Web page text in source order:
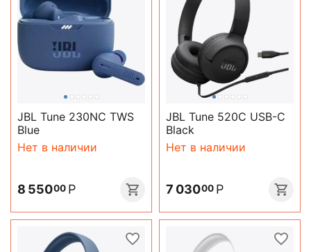
JBL Tune 230NC TWS
Blue
Нет в наличии
8 55000 Р
JBL Tune 520C USB-C
Black
Нет в наличии
7 03000 Р